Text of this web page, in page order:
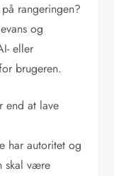
rangeringen?
og
eller
brugeren.
end at lave
har autoritet og
skal være